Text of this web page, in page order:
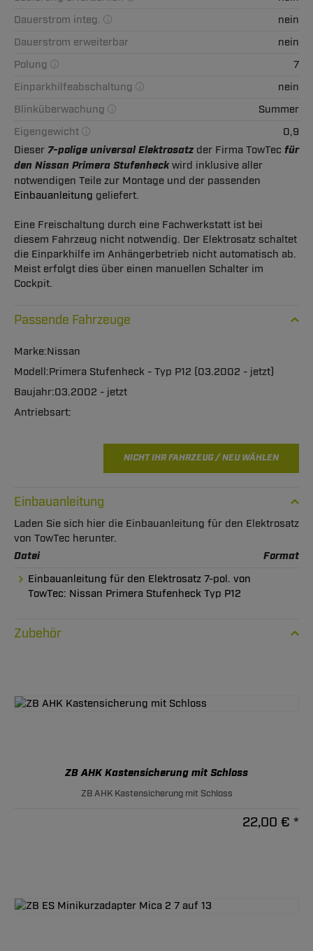
Dauerstrom integ.
nein
Dauerstrom erweiterbar
nein
Polung
7
Einparkhilfeabschaltung
nein
Blinküberwachung
Summer
Eigengewicht
0,9
Dieser 7-polige universal Elektrosatz der Firma TowTec für
den Nissan Primera Stufenheckwird inklusive aller
notwendigen Teile zur Montage und der passenden
Einbauanleitung geliefert.
Eine Freischaltung durch eine Fachwerkstatt ist bei
diesem Fahrzeug nicht notwendig. Der Elektrosatz schaltet
die Einparkhilfe im Anhängerbetrieb nicht automatisch ab.
Meist erfolgt dies über einen manuellen Schalter im
Cockpit.
Passende Fahrzeuge
Nissan
Primera Stufenheck - Typ P12 (03.2002 - jetzt)
03.2002 - jetzt
NICHT IHR FAHRZEUG / NEU WÄHLEN
Einbauanleitung
Laden Sie sich hier die Einbauanleitung für den Elektrosatz
von TowTec herunter.
Datei Format
Einbauanleitung für den Elektrosatz 7-pol. von
TowTec: Nissan Primera Stufenheck Typ P12
Zubehör
ZB AHK Kastensicherung mit Schloss
ZB AHK Kastensicherung mit Schloss
22,00 € *